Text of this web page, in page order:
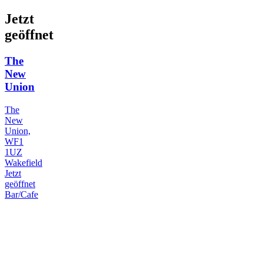
Jetzt
geöffnet
The
New
Union
The
New
Union,
WF1
1UZ
Wakefield
Jetzt
geöffnet
Bar/Cafe